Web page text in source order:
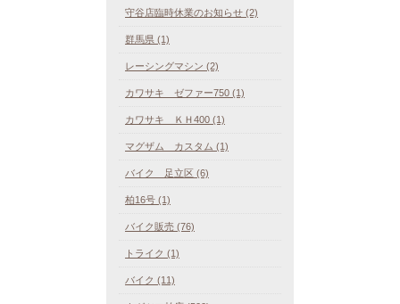
守谷店臨時休業のお知らせ (2)
群馬県 (1)
レーシングマシン (2)
カワサキ ゼファー750 (1)
カワサキ ＫＨ400 (1)
マグザム カスタム (1)
バイク 足立区 (6)
柏16号 (1)
バイク販売 (76)
トライク (1)
バイク (11)